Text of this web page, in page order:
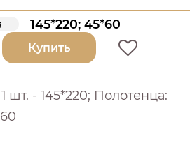
145*220; 45*60
Купить
шт. - 145*220; Полотенца: